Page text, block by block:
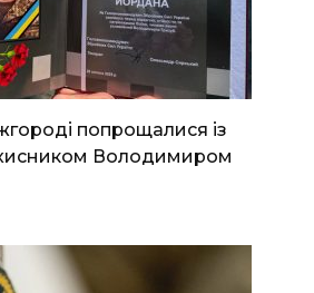
попрощалися із
Володимиром